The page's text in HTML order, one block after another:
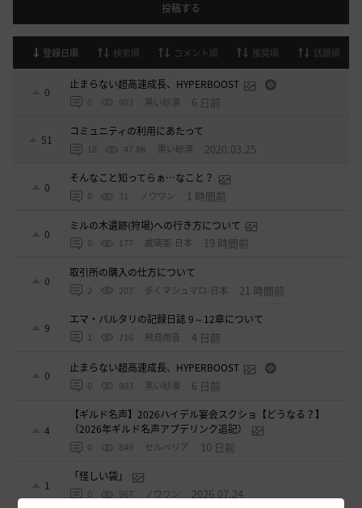
投稿する
登録日順 検索順 コメント順 推奨順 話題順
0
止まらない超高速成長、HYPERBOOST
0 903 黒い砂漠 6 日前
51
コミュニティの利用にあたって
18 47.8K 黒い砂漠 2020.03.25
0
そんなこと知ってらぁ…なこと？
0 31 ノウワン 1 時間前
0
ミルの木遺跡(狩場)への行き方について
0 177 威璃亜-日本 19 時間前
0
取引所の購入の仕方について
2 207 歩くマシュマロ-日本 21 時間前
9
エマ・バルタリの記録日誌 9～12章について
1 716 飛鳥雨音 4 日前
0
止まらない超高速成長、HYPERBOOST
0 903 黒い砂漠 6 日前
4
【ギルド名声】2026ハイデル宴会スクショ【どうなる？】
（2026年ギルド名声アプデリンク追記）
0 849 セルベリア 10 日前
1
「怪しい袋」
0 967 ノウワン 2026.07.24